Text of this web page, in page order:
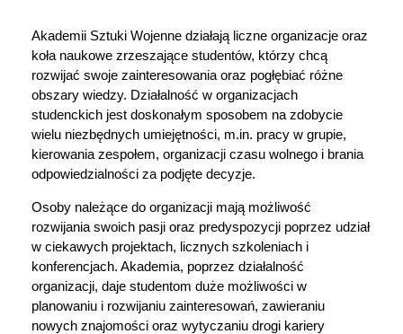
Akademii Sztuki Wojenne działają liczne organizacje oraz
koła naukowe zrzeszające studentów, którzy chcą
rozwijać swoje zainteresowania oraz pogłębiać różne
obszary wiedzy. Działalność w organizacjach
studenckich jest doskonałym sposobem na zdobycie
wielu niezbędnych umiejętności, m.in. pracy w grupie,
kierowania zespołem, organizacji czasu wolnego i brania
odpowiedzialności za podjęte decyzje.
Osoby należące do organizacji mają możliwość
rozwijania swoich pasji oraz predyspozycji poprzez udział
w ciekawych projektach, licznych szkoleniach i
konferencjach. Akademia, poprzez działalność
organizacji, daje studentom duże możliwości w
planowaniu i rozwijaniu zainteresowań, zawieraniu
nowych znajomości oraz wytyczaniu drogi kariery